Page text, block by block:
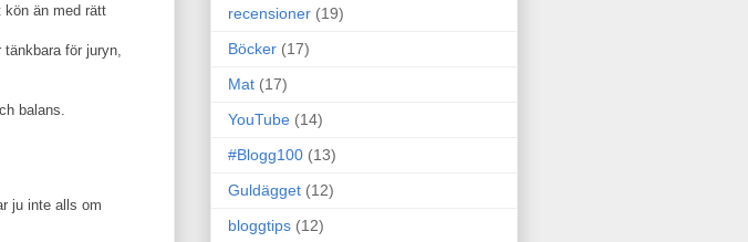
kön än med rätt
för juryn,
balans.
ju inte alls om
recensioner (19)
Böcker (17)
Mat (17)
YouTube (14)
#Blogg100 (13)
Guldägget (12)
bloggtips (12)